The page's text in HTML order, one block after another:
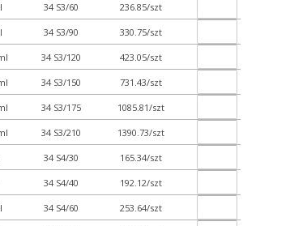
34 S3/60 236.85/szt
34 S3/90 330.75/szt
34 S3/120 423.05/szt
34 S3/150 731.43/szt
34 S3/175 1085.81/szt
34 S3/210 1390.73/szt
34 S4/30 165.34/szt
34 S4/40 192.12/szt
34 S4/60 253.64/szt